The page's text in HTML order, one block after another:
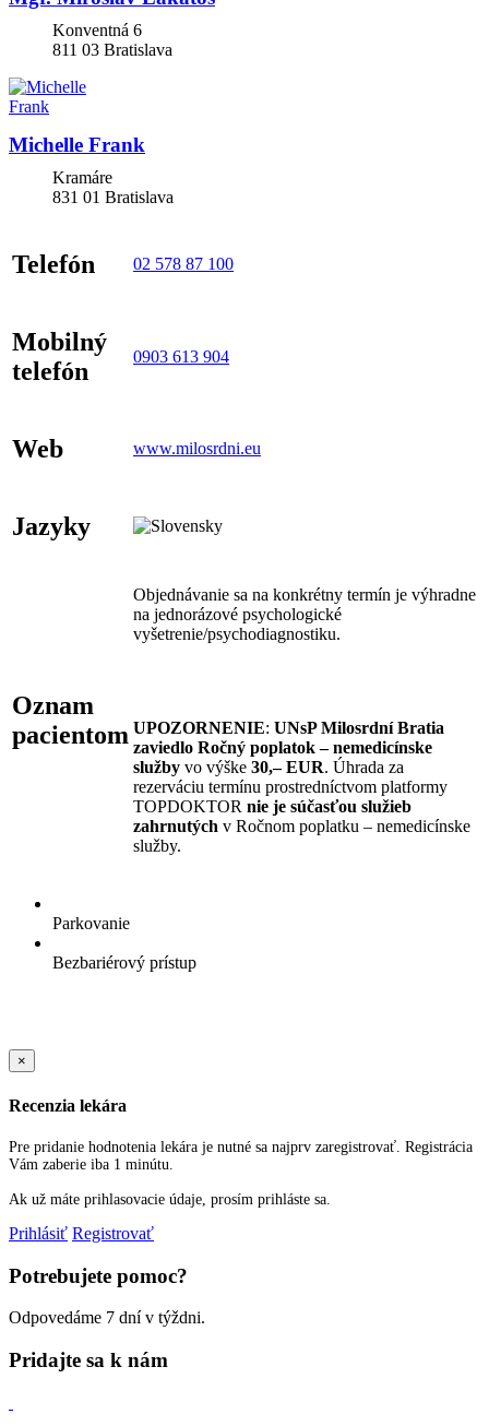
Konventná 6
811 03 Bratislava
Michelle Frank
Kramáre
831 01 Bratislava
Telefón 02 578 87 100
Mobilný
telefón
0903 613 904
Web www.milosrdni.eu
Jazyky
Oznam
pacientom
Objednávanie sa na konkrétny termín je výhradne
na jednorázové psychologické
vyšetrenie/psychodiagnostiku.
UPOZORNENIE: UNsP Milosrdní Bratia
zaviedlo Ročný poplatok – nemedicínske
služby vo výške 30,– EUR. Úhrada za
rezerváciu termínu prostredníctvom platformy
TOPDOKTOR nie je súčasťou služieb
zahrnutých v Ročnom poplatku – nemedicínske
služby.
Parkovanie
Bezbariérový prístup
×
Recenzia lekára
Pre pridanie hodnotenia lekára je nutné sa najprv zaregistrovať. Registrácia
Vám zaberie iba 1 minútu.
Ak už máte prihlasovacie údaje, prosím prihláste sa.
Prihlásiť Registrovať
Potrebujete pomoc?
Odpovedáme 7 dní v týždni.
Pridajte sa k nám